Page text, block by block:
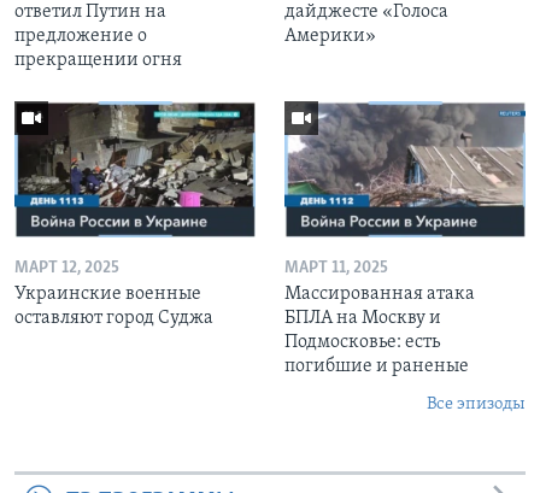
ответил Путин на
предложение о
прекращении огня
дайджесте «Голоса
Америки»
МАРТ 12, 2025
Украинские военные
оставляют город Суджа
МАРТ 11, 2025
Массированная атака
БПЛА на Москву и
Подмосковье: есть
погибшие и раненые
Все эпизоды